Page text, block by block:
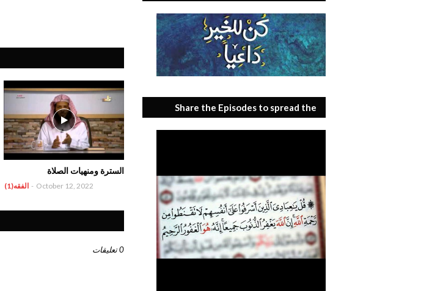
السترة ومنهيات الصلاة
الفقه(1) - October 12, 2022
0 تعليقات
Share the Episodes to spread the
benefit